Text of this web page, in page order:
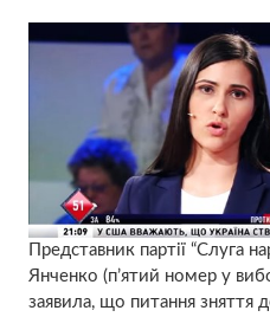
Представник партії “Слуга
Янченко (п’ятий номер у
заявила, що питання зняття